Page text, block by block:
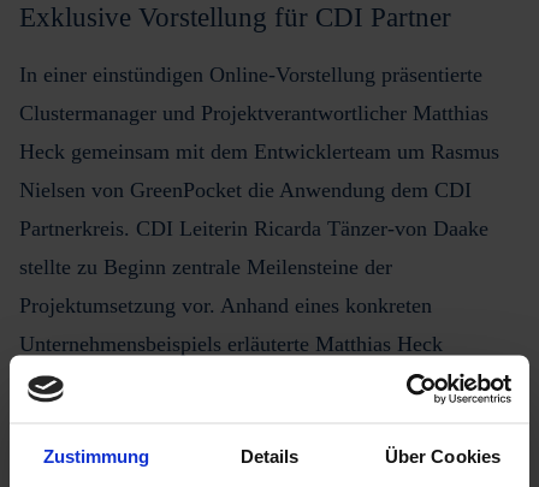
Zustimmung Details Über Cookies
Exklusive Vorstellung für CDI Partner
In einer einstündigen Online-Vorstellung präsentierte
Clustermanager und Projektverantwortlicher Matthias
Heck gemeinsam mit dem Entwicklerteam um Rasmus
Nielsen von GreenPocket die Anwendung dem CDI
Partnerkreis. CDI Leiterin Ricarda Tänzer-von Daake
stellte zu Beginn zentrale Meilensteine der
Projektumsetzung vor. Anhand eines konkreten
Unternehmensbeispiels erläuterte Matthias Heck
ausführlich die Funktionsweise und